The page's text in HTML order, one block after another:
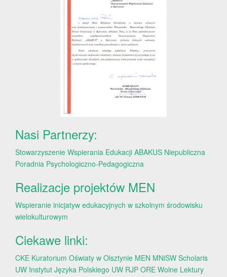
Nasi Partnerzy:
Stowarzyszenie Wspierania Edukacji ABAKUS Niepubliczna
Poradnia Psychologiczno-Pedagogiczna
Realizacje projektów MEN
Wspieranie inicjatyw edukacyjnych w szkolnym środowisku
wielokulturowym
Ciekawe linki:
CKE Kuratorium Oświaty w Olsztynie MEN MNiSW Scholaris
UW Instytut Języka Polskiego UW RJP ORE Wolne Lektury